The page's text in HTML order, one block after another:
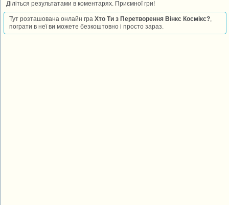
Діліться результатами в коментарях. Приємної гри!
Тут розташована онлайн граХто Ти з Перетворення Вінкс Космікс?,
пограти в неї ви можете безкоштовно і просто зараз.